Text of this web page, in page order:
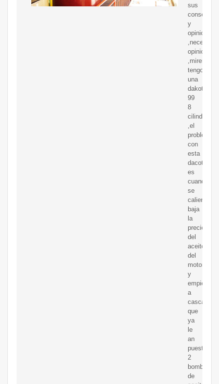
sus
consejos
y
opiniones
,necesito
opiniones
,miren
tengo
una
dakota
99
8
cilindros
,el
problema
con
esta
dacota
es
cuando
se
calienta
baja
la
precion
del
aceite
del
motor
y
empiesa
a
que
ya
le
an
puesto
2
bombas
de